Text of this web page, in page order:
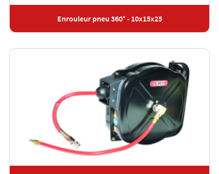
Enrouleur pneu 360° - 10x15x25